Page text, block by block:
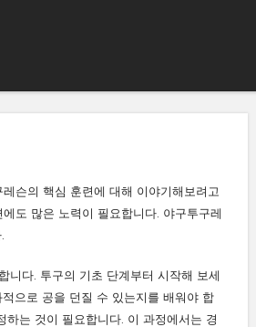
슨의 핵심 훈련에 대해 이야기해보려고
도 많은 노력이 필요합니다. 야구투구레
니다. 투구의 기초 단계부터 시작해 보세
으로 공을 던질 수 있는지를 배워야 합
는 것이 필요합니다. 이 과정에서는 경